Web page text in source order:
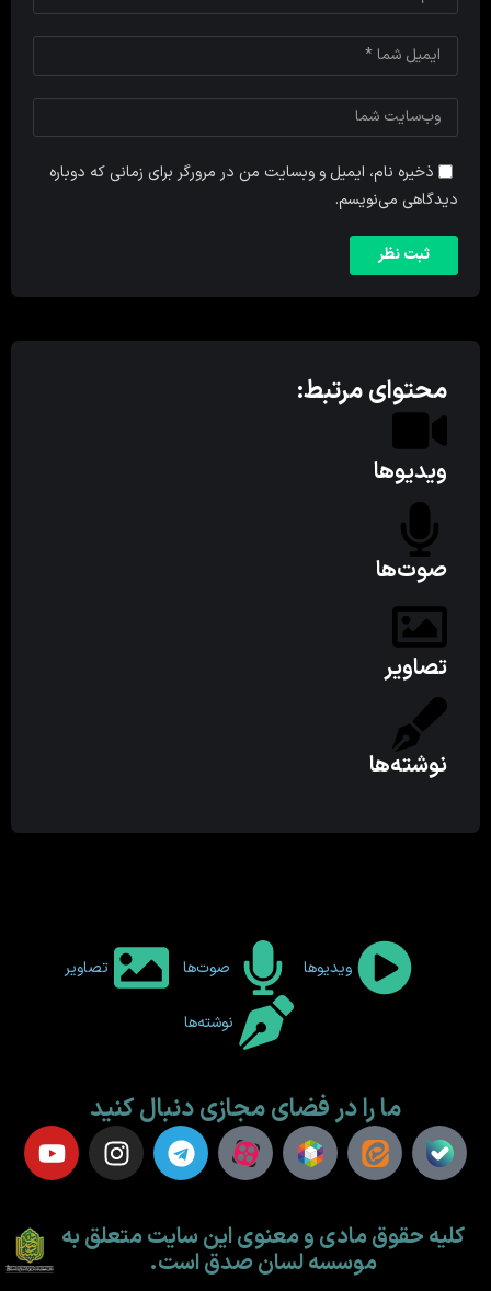
ذخیره نام، ایمیل و وبسایت من در مرورگر برای زمانی که دوباره
دیدگاهی می‌نویسم.
محتوای مرتبط:
ویدیوها
صوت‌ها
تصاویر
نوشته‌ها
ویدیوها صوت‌ها تصاویر
نوشته‌ها
ما را در فضای مجازی دنبال کنید
کلیه حقوق مادی و معنوی این سایت متعلق به
موسسه لسان صدق است.